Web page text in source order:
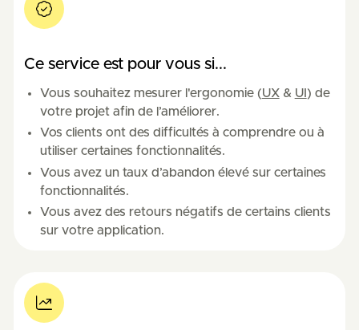
Ce service est pour vous si...
Vous souhaitez mesurer l'ergonomie (UX& UI ) de
votre projet afin de l’améliorer.
Vos clients ont des difficultés à comprendre ou à
utiliser certaines fonctionnalités.
Vous avez un taux d’abandon élevé sur certaines
fonctionnalités.
Vous avez des retours négatifs de certains clients
sur votre application.